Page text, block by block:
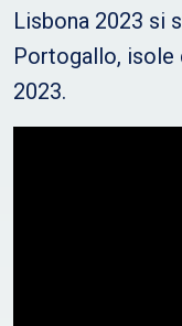
Lisbona 2023 si
Portogallo, isole
2023.